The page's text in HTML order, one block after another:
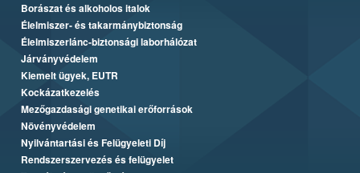
Borászat és alkoholos italok
Élelmiszer- és takarmánybiztonság
Élelmiszerlánc-biztonsági laborhálózat
Járványvédelem
Kiemelt ügyek, EUTR
Kockázatkezelés
Mezőgazdasági genetikai erőforrások
Növényvédelem
Nyilvántartási és Felügyeleti Díj
Rendszerszervezés és felügyelet